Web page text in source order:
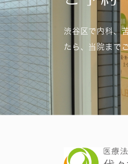
渋谷区で内科、
たら、当院まで